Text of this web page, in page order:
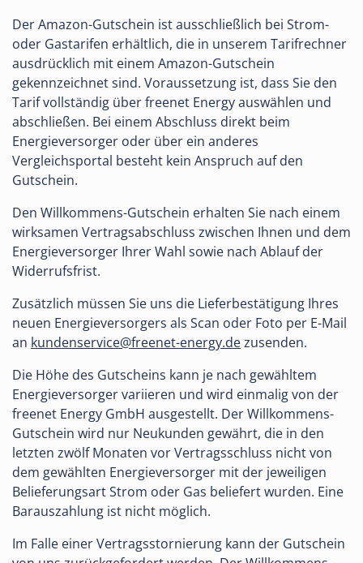
Der Amazon-Gutschein ist ausschließlich bei Strom-
oder Gastarifen erhältlich, die in unserem Tarifrechner
ausdrücklich mit einem Amazon-Gutschein
gekennzeichnet sind. Voraussetzung ist, dass Sie den
Tarif vollständig über freenet Energy auswählen und
abschließen. Bei einem Abschluss direkt beim
Energieversorger oder über ein anderes
Vergleichsportal besteht kein Anspruch auf den
Gutschein.
Den Willkommens-Gutschein erhalten Sie nach einem
wirksamen Vertragsabschluss zwischen Ihnen und dem
Energieversorger Ihrer Wahl sowie nach Ablauf der
Widerrufsfrist.
Zusätzlich müssen Sie uns die Lieferbestätigung Ihres
neuen Energieversorgers als Scan oder Foto per E-Mail
an kundenservice@freenet-energy.dezusenden.
Die Höhe des Gutscheins kann je nach gewähltem
Energieversorger variieren und wird einmalig von der
freenet Energy GmbH ausgestellt. Der Willkommens-
Gutschein wird nur Neukunden gewährt, die in den
letzten zwölf Monaten vor Vertragsschluss nicht von
dem gewählten Energieversorger mit der jeweiligen
Belieferungsart Strom oder Gas beliefert wurden. Eine
Barauszahlung ist nicht möglich.
Im Falle einer Vertragsstornierung kann der Gutschein